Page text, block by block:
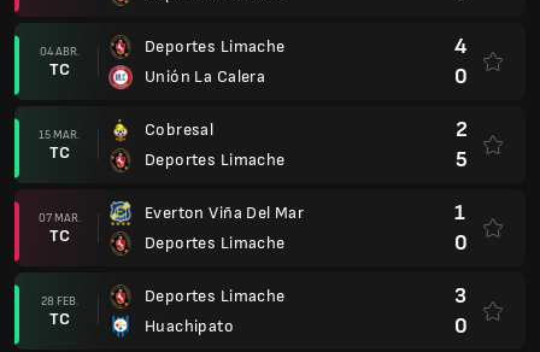
22 FEB.
TC
Universidad de Chile
Deportes Limache
2
2
14 FEB.
TC
Deportes Limache
O´Higgins
2
1
08 FEB.
TC
Ñublense
Deportes Limache
1
1
31 ENE.
TC
Deportes Limache
Colo-Colo
3
1